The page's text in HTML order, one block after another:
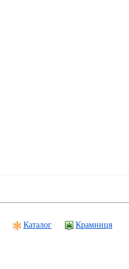
Каталог Крамниця